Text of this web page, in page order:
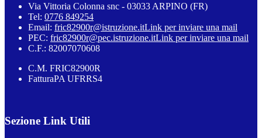
Via Vittoria Colonna snc - 03033 ARPINO (FR)
Tel: 0776 849254
Email: fric82900r@istruzione.itLink per inviare una mail
PEC: fric82900r@pec.istruzione.itLink per inviare una mail
C.F.: 82007070608
C.M. FRIC82900R
FatturaPA UFRRS4
Sezione Link Utili